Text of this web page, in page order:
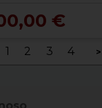
€
1 2 3 4